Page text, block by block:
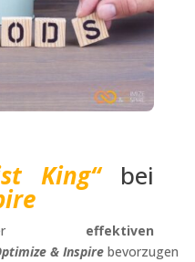
King“bei
effektiven
& Inspirebevorzugen